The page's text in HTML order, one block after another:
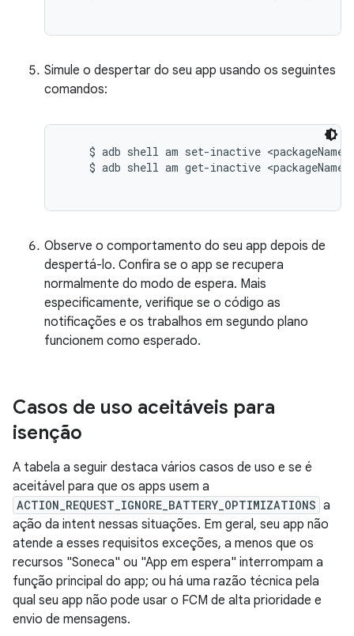
Simule o despertar do seu app usando os seguintes
comandos:
$ adb shell am set-inactive <packageName>
    $ adb shell am get-inactive <packageName>
Observe o comportamento do seu app depois de
despertá-lo. Confira se o app se recupera
normalmente do modo de espera. Mais
especificamente, verifique se o código as
notificações e os trabalhos em segundo plano
funcionem como esperado.
Casos de uso aceitáveis para
isenção
A tabela a seguir destaca vários casos de uso e se é
aceitável para que os apps usem a
ACTION_REQUEST_IGNORE_BATTERY_OPTIMIZATIONS a
ação da intent nessas situações. Em geral, seu app não
atende a esses requisitos exceções, a menos que os
recursos "Soneca" ou "App em espera" interrompam a
função principal do app; ou há uma razão técnica pela
qual seu app não pode usar o FCM de alta prioridade e
envio de mensagens.